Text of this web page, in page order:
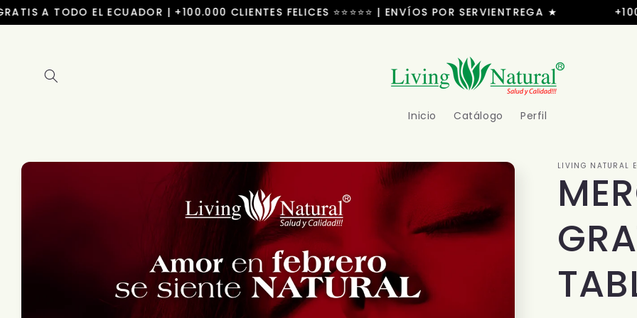
directamente
al contenido
EL ECUADOR | +100.000 CLIENTES FELICES ⭐⭐⭐⭐⭐ | ENVÍOS POR SERVIENTREGA ★ +100.000
Inicio Catálogo Perfil
directamente
LIVING NATURAL